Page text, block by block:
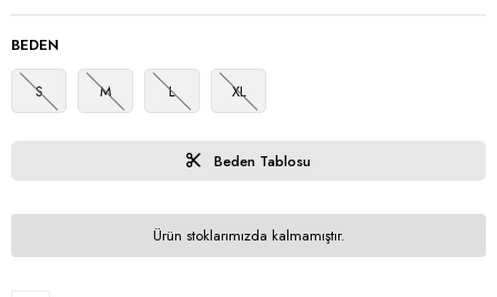
BEDEN
S M L XL
Beden Tablosu
Ürün stoklarımızda kalmamıştır.